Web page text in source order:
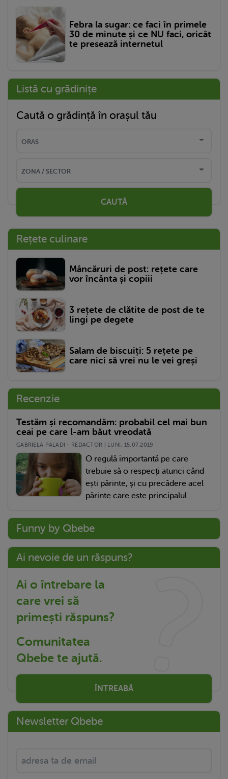
Febra la sugar: ce faci în primele
30 de minute și ce NU faci, oricât
te presează internetul
Listă cu grădinițe
Caută o grădință în orașul tău
CAUTĂ
Rețete culinare
Mâncăruri de post: rețete care
vor încânta și copiii
3 rețete de clătite de post de te
lingi pe degete
Salam de biscuiți: 5 rețete pe
care nici să vrei nu le vei greși
Recenzie
Testăm și recomandăm: probabil cel mai bun
ceai pe care l-am băut vreodată
GABRIELA PALADI - REDACTOR | LUNI, 15.07.2019
O regulă importantă pe care
trebuie să o respecți atunci când
ești părinte, și cu precădere acel
părinte care este principalul...
Funny by Qbebe
Ai nevoie de un răspuns?
Ai o întrebare la
care vrei să
primești răspuns?
Comunitatea
Qbebe te ajută.
ÎNTREABĂ
Newsletter Qbebe